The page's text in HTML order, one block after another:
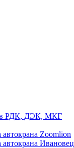
РДК, ДЭК, МКГ
Zoomlion
Ивановец